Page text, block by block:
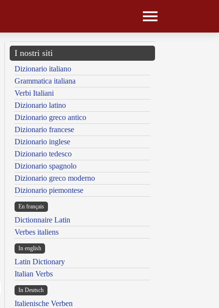
I nostri siti
Dizionario italiano
Grammatica italiana
Verbi Italiani
Dizionario latino
Dizionario greco antico
Dizionario francese
Dizionario inglese
Dizionario tedesco
Dizionario spagnolo
Dizionario greco moderno
Dizionario piemontese
En français
Dictionnaire Latin
Verbes italiens
In english
Latin Dictionary
Italian Verbs
In Deutsch
Italienische Verben